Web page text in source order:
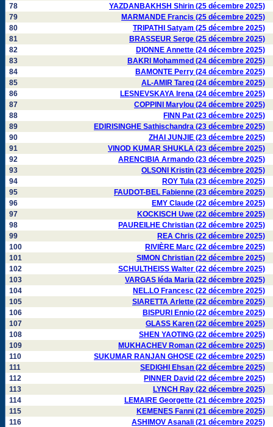
78
YAZDANBAKHSH Shirin (25 décembre 2025)
79
MARMANDE Francis (25 décembre 2025)
80
TRIPATHI Satyam (25 décembre 2025)
81
BRASSEUR Serge (25 décembre 2025)
82
DIONNE Annette (24 décembre 2025)
83
BAKRI Mohammed (24 décembre 2025)
84
BAMONTE Perry (24 décembre 2025)
85
AL-AMIR Tareq (24 décembre 2025)
86
LESNEVSKAYA Irena (24 décembre 2025)
87
COPPINI Marylou (24 décembre 2025)
88
FINN Pat (23 décembre 2025)
89
EDIRISINGHE Sathischandra (23 décembre 2025)
90
ZHAI JUNJIE (23 décembre 2025)
91
VINOD KUMAR SHUKLA (23 décembre 2025)
92
ARENCIBIA Armando (23 décembre 2025)
93
OLSONI Kristin (23 décembre 2025)
94
ROY Tula (23 décembre 2025)
95
FAUDOT-BEL Fabienne (23 décembre 2025)
96
EMY Claude (22 décembre 2025)
97
KOCKISCH Uwe (22 décembre 2025)
98
PAUREILHE Christian (22 décembre 2025)
99
REA Chris (22 décembre 2025)
100
RIVIÈRE Marc (22 décembre 2025)
101
SIMON Christian (22 décembre 2025)
102
SCHULTHEISS Walter (22 décembre 2025)
103
VARGAS Iéda Maria (22 décembre 2025)
104
NEL.LO Francesc (22 décembre 2025)
105
SIARETTA Arlette (22 décembre 2025)
106
BISPURI Ennio (22 décembre 2025)
107
GLASS Karen (22 décembre 2025)
108
SHEN YAOTING (22 décembre 2025)
109
MUKHACHEV Roman (22 décembre 2025)
110
SUKUMAR RANJAN GHOSE (22 décembre 2025)
111
SEDIGHI Ehsan (22 décembre 2025)
112
PINNER David (22 décembre 2025)
113
LYNCH Ray (22 décembre 2025)
114
LEMAIRE Georgette (21 décembre 2025)
115
KEMENES Fanni (21 décembre 2025)
116
ASHIMOV Asanali (21 décembre 2025)